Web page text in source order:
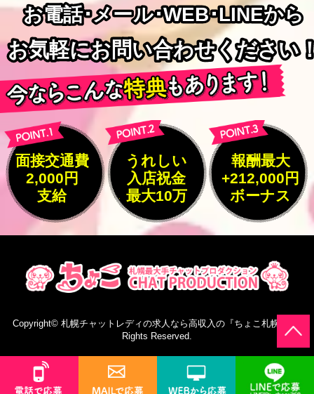
お電話･メール･WEB･LINEから
お電話･メール･WEB･LINEから
お気軽にお問い合わせください
お気軽にお問い合わせください
面接交通費
2,000円
支給
うれしい
入店祝金
最大10万
報酬最大
+212,000円
ボーナス
Copyright© 札幌チャットレディの求人なら高収入の『ちょこ札幌』
All
Rights Reserved.